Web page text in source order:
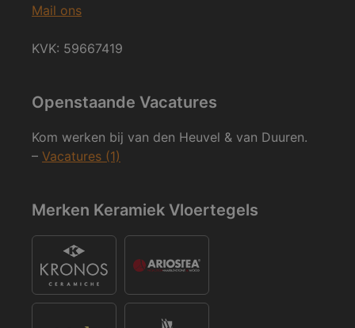
Mail ons
KVK: 59667419
Openstaande Vacatures
Kom werken bij van den Heuvel & van Duuren.
– Vacatures (1)
Merken Keramiek Vloertegels